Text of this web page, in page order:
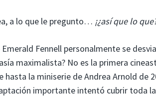
a lo que le pregunto… ¡¿así que lo
Fennell personalmente se
maximalista? No es la primera
hasta la miniserie de Andrea Arnold de
importante intentó cubrir toda